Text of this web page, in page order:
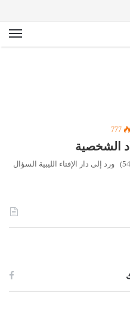
777
الشخصية
بِسْمِ اللهِ الرَّحْمَنِ الرَّحِيمِ رقم الفتوى (5491) ورد إلى دار الإفتاء الليبية السؤال